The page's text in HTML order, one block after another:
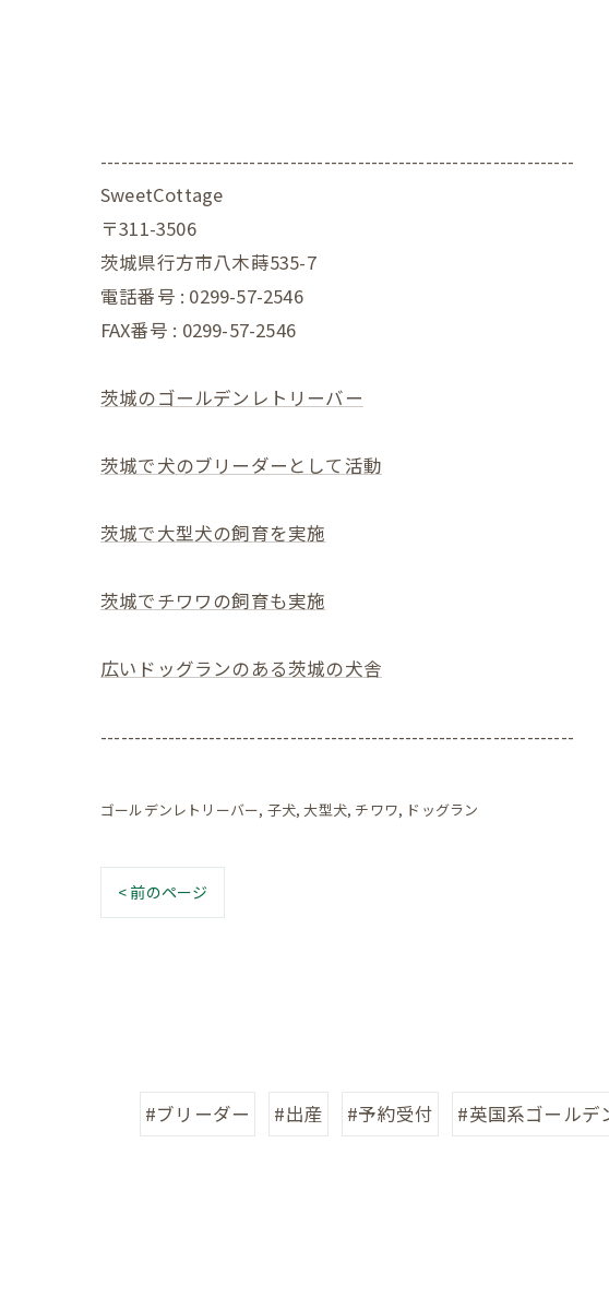
----------------------------------------------------------------------
SweetCottage
〒311-3506
茨城県行方市八木蒔535-7
電話番号 : 0299-57-2546
FAX番号 : 0299-57-2546
茨城のゴールデンレトリーバー
茨城で犬のブリーダーとして活動
茨城で大型犬の飼育を実施
茨城でチワワの飼育も実施
広いドッグランのある茨城の犬舎
----------------------------------------------------------------------
ゴールデンレトリーバー 子犬 大型犬 チワワ ドッグラン
< 前のページ
#ブリーダー #出産 #予約受付 #英国系ゴールデ